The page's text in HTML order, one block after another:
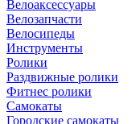
Велоаксессуары
Велозапчасти
Велосипеды
Инструменты
Ролики
Раздвижные ролики
Фитнес ролики
Самокаты
Городские самокаты